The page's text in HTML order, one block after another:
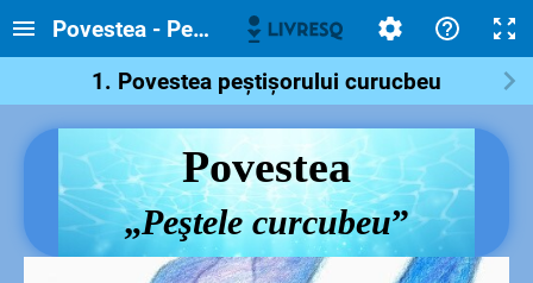
Povestea - Peștele curcubeu
1. Povestea peștișorului curucbeu
Povestea
„Peştele curcubeu”